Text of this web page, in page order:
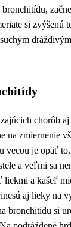
si zvýšenú
chorôb
na zmiernenie
vecou je opäť
a veľmi sa
liekmi a kašeľ
aj lieky na
bronchitídu si